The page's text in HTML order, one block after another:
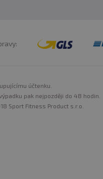
účtenku.
pak nejpozději do 48 hodin.
Sport Fitness Product s.r.o.